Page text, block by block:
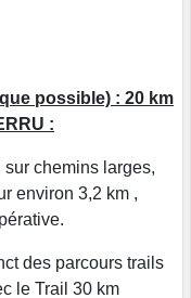
possible) : 20 km
:
sur chemins larges,
environ 3,2 km ,
des parcours trails
le Trail 30 km